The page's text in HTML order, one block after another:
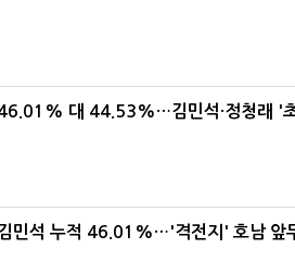
대 44.53%…김민석·정청래 '
민석 누적 46.01%…'격전지' 호남 앞